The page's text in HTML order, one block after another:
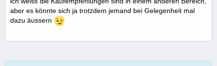
aber es könnte sich ja trotzdem jemand bei Gelegenheit mal
dazu äussern